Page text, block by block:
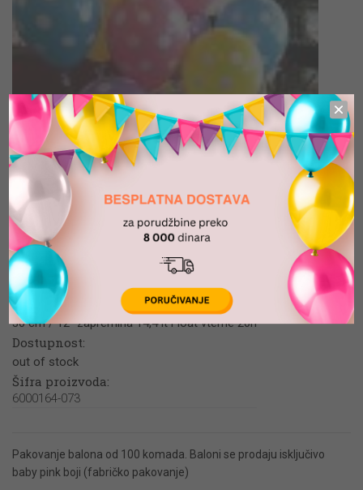
Share this:
Štampani baloni tačkice baby
pink 073
Dimenzija:
30 cm / 12" zapremina 14,4 lt Float vteme 20h
Dostupnost:
out of stock
Šifra proizvoda:
6000164-073
Pakovanje balona od 100 komada. Baloni se prodaju isključivo
baby pink boji (fabričko pakovanje)